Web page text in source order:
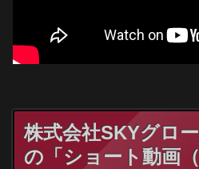
株式会社SKYグロ
の「ショート動画（